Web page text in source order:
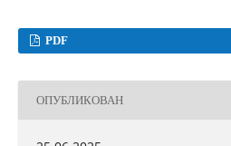
PDF
ОПУБЛИКОВАН